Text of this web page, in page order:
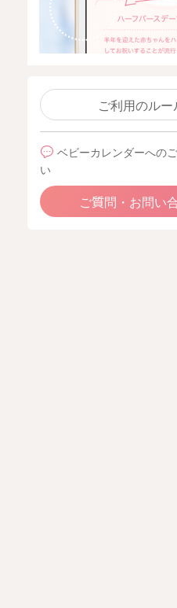
ご利用のル
ベビーカレンダーへの
い
ご質問・お問い